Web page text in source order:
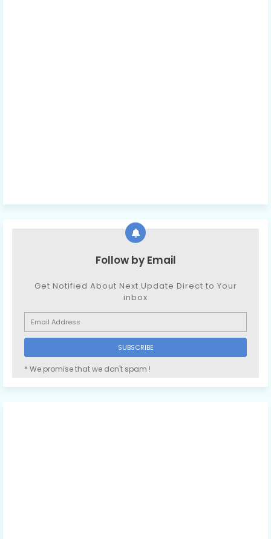
Follow by Email
Get Notified About Next Update Direct to Your
inbox
* We promise that we don't spam !